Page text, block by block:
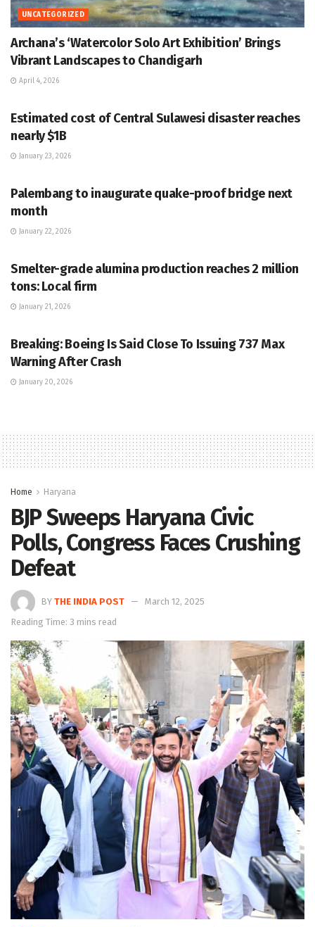
UNCATEGORIZED
Archana’s ‘Watercolor Solo Art Exhibition’ Brings
Vibrant Landscapes to Chandigarh
April 4, 2026
Estimated cost of Central Sulawesi disaster reaches
nearly $1B
January 23, 2026
Palembang to inaugurate quake-proof bridge next
month
January 22, 2026
Smelter-grade alumina production reaches 2 million
tons: Local firm
January 21, 2026
Breaking: Boeing Is Said Close To Issuing 737 Max
Warning After Crash
January 20, 2026
Home Haryana
BJP Sweeps Haryana Civic
Polls, Congress Faces Crushing
Defeat
BY THE INDIA POST
March 12, 2025
Reading Time: 3 mins read